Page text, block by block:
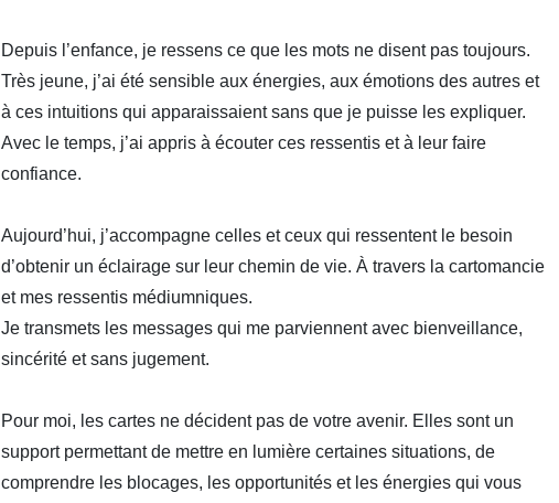
Depuis l’enfance, je ressens ce que les mots ne disent pas toujours.
Très jeune, j’ai été sensible aux énergies, aux émotions des autres et
à ces intuitions qui apparaissaient sans que je puisse les expliquer.
Avec le temps, j’ai appris à écouter ces ressentis et à leur faire
confiance.
Aujourd’hui, j’accompagne celles et ceux qui ressentent le besoin
d’obtenir un éclairage sur leur chemin de vie. À travers la cartomancie
et mes ressentis médiumniques.
Je transmets les messages qui me parviennent avec bienveillance,
sincérité et sans jugement.
Pour moi, les cartes ne décident pas de votre avenir. Elles sont un
support permettant de mettre en lumière certaines situations, de
comprendre les blocages, les opportunités et les énergies qui vous